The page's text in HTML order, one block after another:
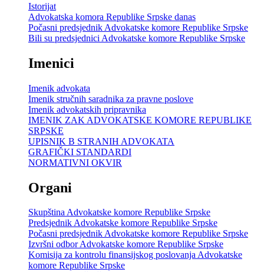
Istorijat
Advokatska komora Republike Srpske danas
Počasni predsjednik Advokatske komore Republike Srpske
Bili su predsjednici Advokatske komore Republike Srpske
Imenici
Imenik advokata
Imenik stručnih saradnika za pravne poslove
Imenik advokatskih pripravnika
IMENIK ZAK ADVOKATSKE KOMORE REPUBLIKE
SRPSKE
UPISNIK B STRANIH ADVOKATA
GRAFIČKI STANDARDI
NORMATIVNI OKVIR
Organi
Skupština Advokatske komore Republike Srpske
Predsjednik Advokatske komore Republike Srpske
Počasni predsjednik Advokatske komore Republike Srpske
Izvršni odbor Advokatske komore Republike Srpske
Komisija za kontrolu finansijskog poslovanja Advokatske
komore Republike Srpske